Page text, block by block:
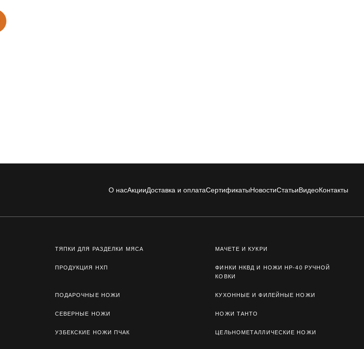
О насАкцииДоставка и оплатаСертификатыНовостиСтатьиВидеоКонтакты
ТЯПКИ ДЛЯ РАЗДЕЛКИ МЯСА МАЧЕТЕ И КУКРИ
ПРОДУКЦИЯ НХП
ФИНКИ НКВД И НОЖИ НР-40 РУЧНОЙ
КОВКИ
ПОДАРОЧНЫЕ НОЖИ КУХОННЫЕ И ФИЛЕЙНЫЕ НОЖИ
СЕВЕРНЫЕ НОЖИ НОЖИ ТАНТО
УЗБЕКСКИЕ НОЖИ ПЧАК ЦЕЛЬНОМЕТАЛЛИЧЕСКИЕ НОЖИ